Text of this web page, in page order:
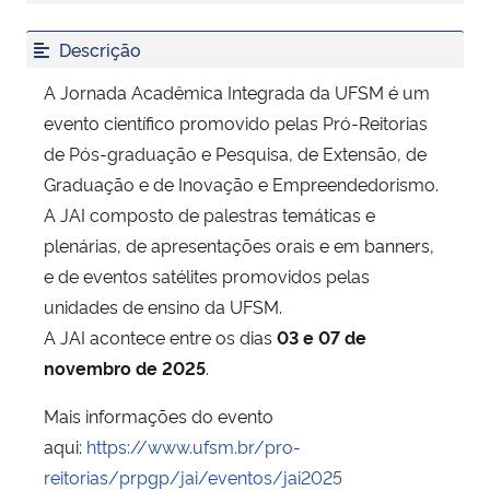
Secretaria-Geral
Gabinete de Segurança Institucional
Advocacia-Geral da União
Banco Central do Brasil
Planalto
Descrição
A Jornada Acadêmica Integrada da UFSM é um
evento científico promovido pelas Pró-Reitorias
de Pós-graduação e Pesquisa, de Extensão, de
Graduação e de Inovação e Empreendedorismo.
A JAI composto de palestras temáticas e
plenárias, de apresentações orais e em banners,
e de eventos satélites promovidos pelas
unidades de ensino da UFSM.
A JAI acontece entre os dias 03 e 07 de
novembro de 2025.
Mais informações do evento
aqui: https://www.ufsm.br/pro-
reitorias/prpgp/jai/eventos/jai2025